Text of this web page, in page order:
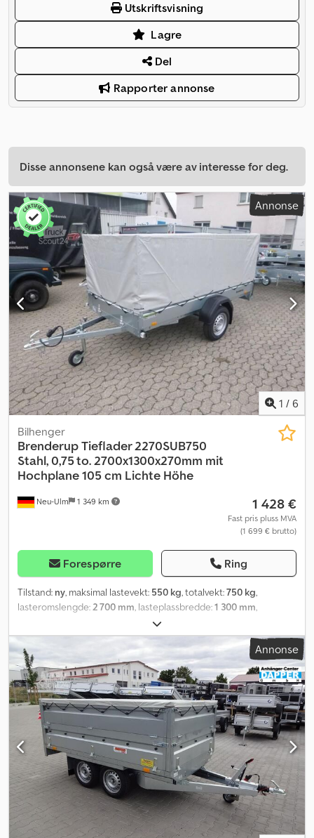
Utskriftsvisning
Lagre
Del
Rapporter annonse
Disse annonsene kan også være av interesse for deg.
Annonse
1 / 6
Neu-Ulm 1 349 km
Bilhenger
BrenderupTieflader 2270SUB750
Stahl, 0,75 to. 2700x1300x270mm mit
Hochplane 105 cm Lichte Höhe
1 428 €
Fast pris pluss MVA
(1 699 € brutto)
Forespørre Ring
Tilstand: ny, maksimal lastevekt: 550 kg, totalvekt:750 kg,
lasteromslengde: 2 700 mm , lasteplassbredde:1 300 mm
, lasteromsvolum:
byggehøyde:1 600 mm, arbeidsbredde:1 790 mm,
Annonse